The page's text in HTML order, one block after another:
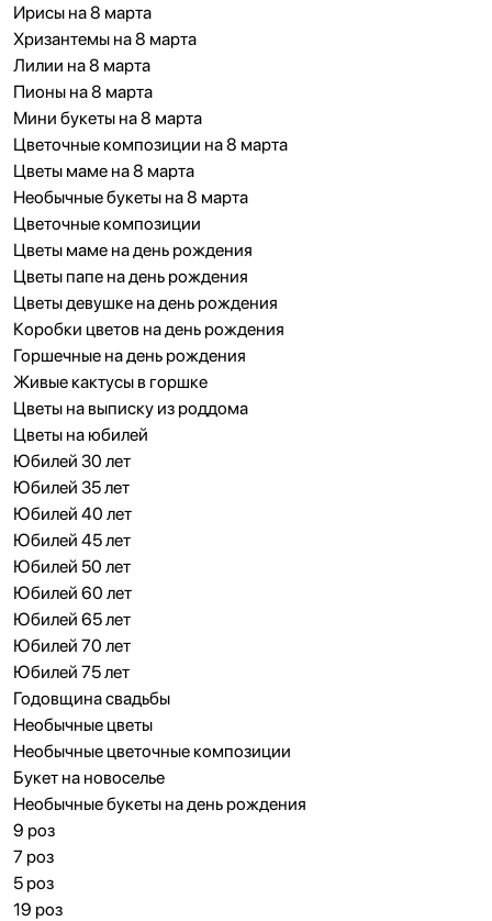
Ирисы на 8 марта
Хризантемы на 8 марта
Лилии на 8 марта
Пионы на 8 марта
Мини букеты на 8 марта
Цветочные композиции на 8 марта
Цветы маме на 8 марта
Необычные букеты на 8 марта
Цветочные композиции
Цветы маме на день рождения
Цветы папе на день рождения
Цветы девушке на день рождения
Коробки цветов на день рождения
Горшечные на день рождения
Живые кактусы в горшке
Цветы на выписку из роддома
Цветы на юбилей
Юбилей 30 лет
Юбилей 35 лет
Юбилей 40 лет
Юбилей 45 лет
Юбилей 50 лет
Юбилей 60 лет
Юбилей 65 лет
Юбилей 70 лет
Юбилей 75 лет
Годовщина свадьбы
Необычные цветы
Необычные цветочные композиции
Букет на новоселье
Необычные букеты на день рождения
9 роз
7 роз
5 роз
19 роз